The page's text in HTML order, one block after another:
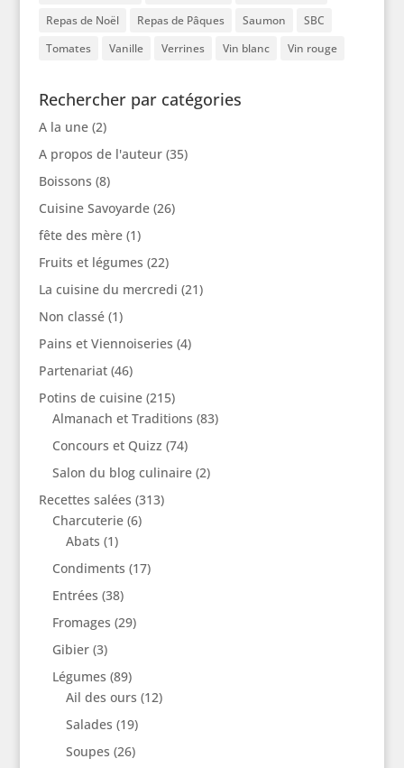
Repas de Noël
Repas de Pâques Saumon
SBC
Tomates
Vanille Verrines Vin blanc Vin rouge
Rechercher par catégories
A la une(2)
A propos de l'auteur(35)
Boissons (8)
Cuisine Savoyarde(26)
fête des mère(1)
Fruits et légumes (22)
La cuisine du mercredi (21)
Non classé(1)
Pains et Viennoiseries (4)
Partenariat(46)
Potins de cuisine(215)
Almanach et Traditions (83)
Concours et Quizz (74)
Salon du blog culinaire(2)
Recettes salées (313)
Charcuterie(6)
Abats (1)
Condiments (17)
Entrées (38)
Fromages (29)
Gibier(3)
Légumes (89)
Ail des ours (12)
Salades (19)
Soupes (26)